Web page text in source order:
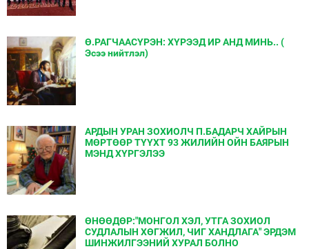
Ө.РАГЧААСҮРЭН: ХҮРЭЭД ИР АНД МИНЬ.. (
Эсээ нийтлэл)
АРДЫН УРАН ЗОХИОЛЧ П.БАДАРЧ ХАЙРЫН
МӨРТӨӨР ТҮҮХТ 93 ЖИЛИЙН ОЙН БАЯРЫН
МЭНД ХҮРГЭЛЭЭ
ӨНӨӨДӨР:"МОНГОЛ ХЭЛ, УТГА ЗОХИОЛ
СУДЛАЛЫН ХӨГЖИЛ, ЧИГ ХАНДЛАГА" ЭРДЭМ
ШИНЖИЛГЭЭНИЙ ХУРАЛ БОЛНО